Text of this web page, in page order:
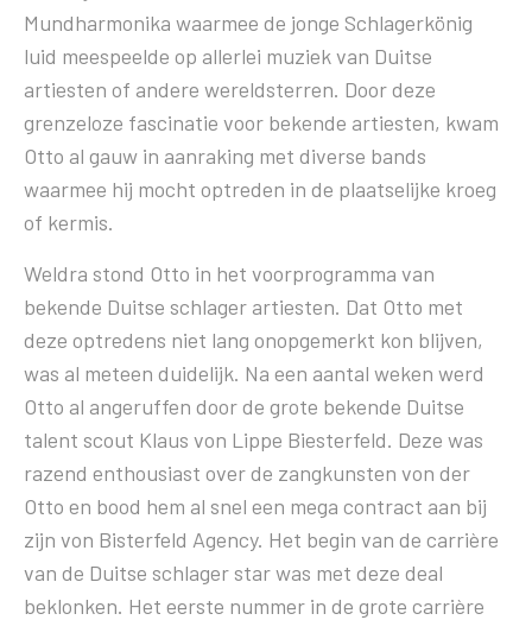
Mundharmonika waarmee de jonge Schlagerkönig
luid meespeelde op allerlei muziek van Duitse
artiesten of andere wereldsterren. Door deze
grenzeloze fascinatie voor bekende artiesten, kwam
Otto al gauw in aanraking met diverse bands
waarmee hij mocht optreden in de plaatselijke kroeg
of kermis.
Weldra stond Otto in het voorprogramma van
bekende Duitse schlager artiesten. Dat Otto met
deze optredens niet lang onopgemerkt kon blijven,
was al meteen duidelijk. Na een aantal weken werd
Otto al angeruffen door de grote bekende Duitse
talent scout Klaus von Lippe Biesterfeld. Deze was
razend enthousiast over de zangkunsten von der
Otto en bood hem al snel een mega contract aan bij
zijn von Bisterfeld Agency. Het begin van de carrière
van de Duitse schlager star was met deze deal
beklonken. Het eerste nummer in de grote carrière